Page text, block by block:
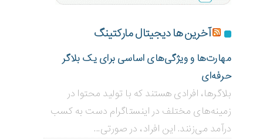
آخرین ها دیجیتال مارکتینگ
مهارت‌ها و ویژگی‌های اساسی برای یک بلاگر
حرفه‌ای
بلاگر‌ها، افرادی هستند که با تولید محتوا در
زمینه‌های مختلف در اینستاگرام دست به کسب
درآمد می‌زنند. این افراد، در صورتی...